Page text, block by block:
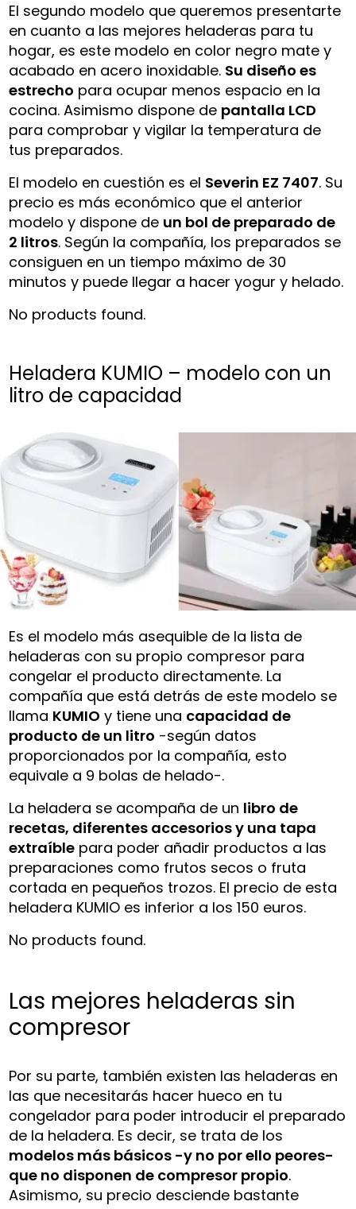
El segundo modelo que queremos presentarte
en cuanto a las mejores heladeras para tu
hogar, es este modelo en color negro mate y
acabado en acero inoxidable. Su diseño es
estrecho para ocupar menos espacio en la
cocina. Asimismo dispone de pantalla LCD
para comprobar y vigilar la temperatura de
tus preparados.
El modelo en cuestión es el Severin EZ 7407. Su
precio es más económico que el anterior
modelo y dispone de un bol de preparado de
2 litros. Según la compañía, los preparados se
consiguen en un tiempo máximo de 30
minutos y puede llegar a hacer yogur y helado.
No products found.
Heladera KUMIO – modelo con un
litro de capacidad
Es el modelo más asequible de la lista de
heladeras con su propio compresor para
congelar el producto directamente. La
compañía que está detrás de este modelo se
llama KUMIO y tiene una capacidad de
producto de un litro -según datos
proporcionados por la compañía, esto
equivale a 9 bolas de helado-.
La heladera se acompaña de un libro de
recetas, diferentes accesorios y una tapa
extraíble para poder añadir productos a las
preparaciones como frutos secos o fruta
cortada en pequeños trozos. El precio de esta
heladera KUMIO es inferior a los 150 euros.
No products found.
Las mejores heladeras sin
compresor
Por su parte, también existen las heladeras en
las que necesitarás hacer hueco en tu
congelador para poder introducir el preparado
de la heladera. Es decir, se trata de los
modelos más básicos -y no por ello peores-
que no disponen de compresor propio.
Asimismo, su precio desciende bastante